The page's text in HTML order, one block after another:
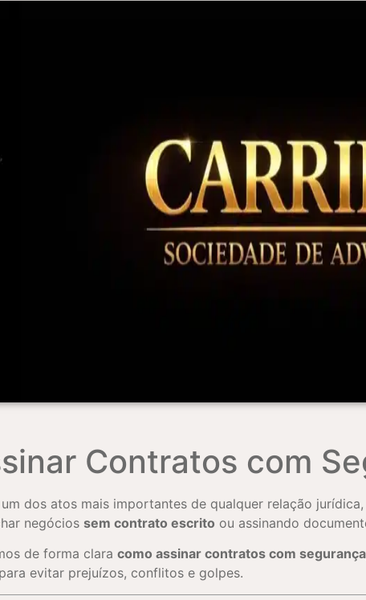
Contratos com
dos atos mais importantes de qualquer relação
negócios sem contrato escrito ou assinando
de forma clara como assinar contratos com segurança
evitar prejuízos, conflitos e golpes.